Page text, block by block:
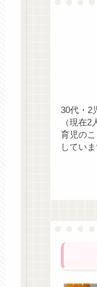
30代・2
（現在2
育児の
していま